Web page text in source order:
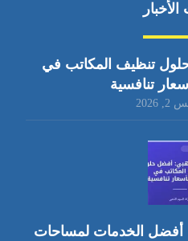
تنظيف المكاتب في
تنافسية
أفضل الخدمات لمساحات